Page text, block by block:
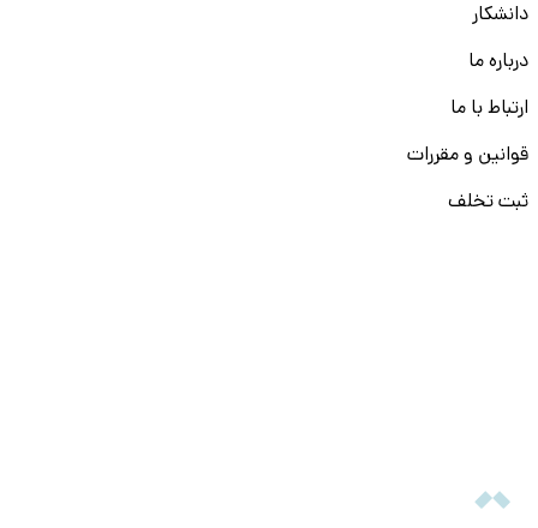
دانشکار
درباره ما
ارتباط با ما
قوانین و مقررات
ثبت تخلف